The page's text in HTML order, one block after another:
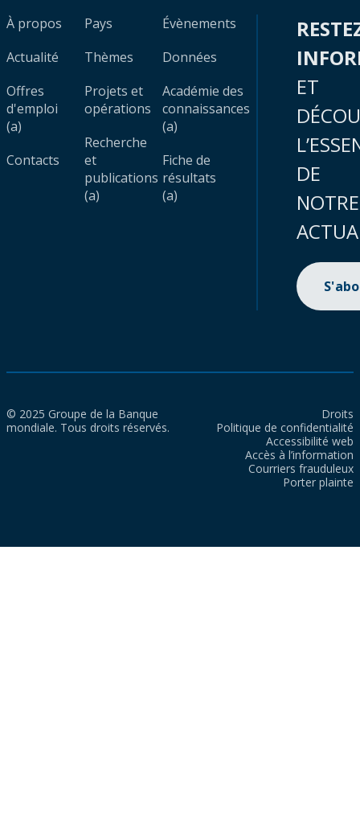
À propos
Actualité
Offres
d'emploi
(a)
Contacts
Pays
Thèmes
Projets et
opérations
Recherche
et
publications
(a)
Évènements
Données
Académie des
connaissances
(a)
Fiche de
résultats
(a)
ET
DE
NOTRE
© 2025 Groupe de la Banque
mondiale. Tous droits réservés.
Droits
Politique de confidentialité
Accessibilité web
Accès à l’information
Courriers frauduleux
Porter plainte